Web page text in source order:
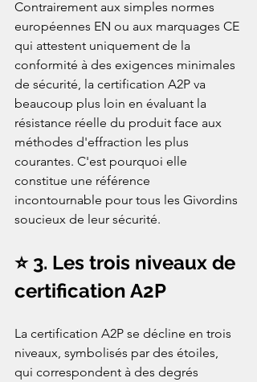
Contrairement aux simples normes
européennes EN ou aux marquages CE
qui attestent uniquement de la
conformité à des exigences minimales
de sécurité, la certification A2P va
beaucoup plus loin en évaluant la
résistance réelle du produit face aux
méthodes d'effraction les plus
courantes. C'est pourquoi elle
constitue une référence
incontournable pour tous les Givordins
soucieux de leur sécurité.
⭐ 3. Les trois niveaux de
certification A2P
La certification A2P se décline en trois
niveaux, symbolisés par des étoiles,
qui correspondent à des degrés